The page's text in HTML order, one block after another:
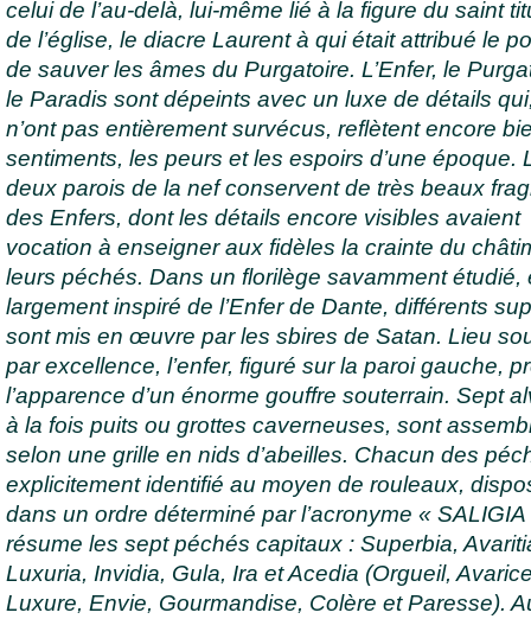
celui de l’au-delà, lui-même lié à la figure du saint
de l’église, le diacre Laurent à qui était attribué le
de sauver les âmes du Purgatoire. L’Enfer, le
le Paradis sont dépeints avec un luxe de détails
n’ont pas entièrement survécus, reflètent encore
sentiments, les peurs et les espoirs d’une époque.
deux parois de la nef conservent de très beaux
des Enfers, dont les détails encore visibles avaient
vocation à enseigner aux fidèles la crainte du
leurs péchés. Dans un florilège savamment étudié,
largement inspiré de l’Enfer de Dante, différents
sont mis en œuvre par les sbires de Satan. Lieu
par excellence, l’enfer, figuré sur la paroi gauche,
l’apparence d’un énorme gouffre souterrain. Sept
à la fois puits ou grottes caverneuses, sont
selon une grille en nids d’abeilles. Chacun des
explicitement identifié au moyen de rouleaux,
dans un ordre déterminé par l’acronyme «
résume les sept péchés capitaux : Superbia,
Luxuria, Invidia, Gula, Ira et Acedia (Orgueil,
Luxure, Envie, Gourmandise, Colère et Paresse).